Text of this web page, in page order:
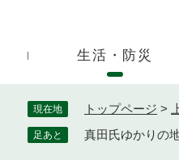
生活・防災
現在地 トップページ >
足あと 真田氏ゆかりの